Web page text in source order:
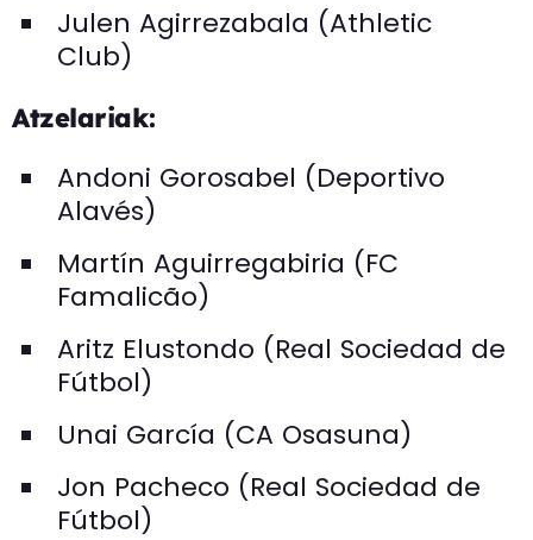
Julen Agirrezabala (Athletic
Club)
Atzelariak:
Andoni Gorosabel (Deportivo
Alavés)
Martín Aguirregabiria (FC
Famalicão)
Aritz Elustondo (Real Sociedad de
Fútbol)
Unai García (CA Osasuna)
Jon Pacheco (Real Sociedad de
Fútbol)